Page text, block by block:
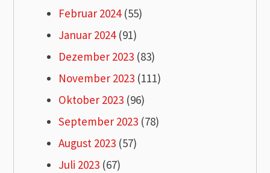
Februar 2024(55)
Januar 2024(91)
Dezember 2023 (83)
November 2023 (111)
Oktober 2023 (96)
September 2023 (78)
August 2023 (57)
Juli 2023 (67)